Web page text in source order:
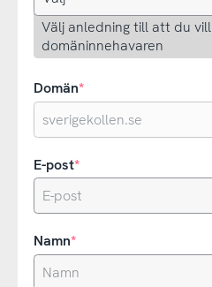
Välj anledning till att du
domäninnehavaren
Domän
E-post
Namn